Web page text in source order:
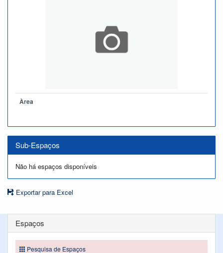
Àrea
Sub-Espaços
Não há espaços disponíveis
Exportar para Excel
Espaços
Pesquisa de Espaços